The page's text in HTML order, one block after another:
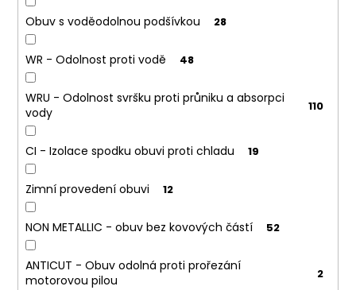
Obuv s voděodolnou podšívkou 28
WR - Odolnost proti vodě 48
WRU - Odolnost svršku proti průniku a absorpci
vody
110
CI - Izolace spodku obuvi proti chladu 19
Zimní provedení obuvi 12
NON METALLIC - obuv bez kovových částí 52
ANTICUT - Obuv odolná proti prořezání
motorovou pilou
2